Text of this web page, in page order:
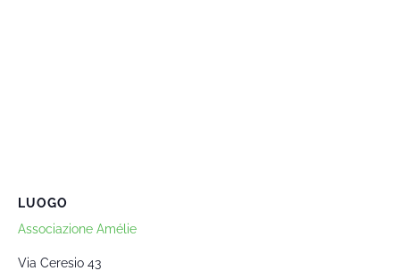
LUOGO
Associazione Amélie
Via Ceresio 43